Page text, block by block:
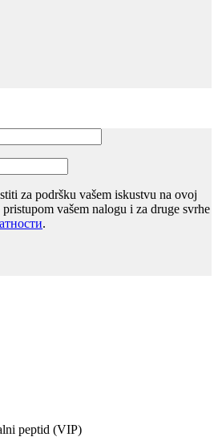
za podršku vašem iskustvu na ovoj
vašem nalogu i za druge svrhe
.
peptid (VIP)